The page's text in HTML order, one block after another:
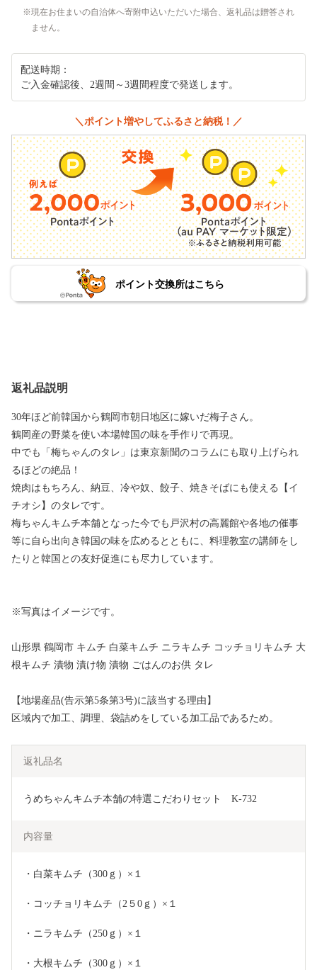
現在お住まいの自治体へ寄附申込いただいた場合、返礼品は贈答され
ません。
配送時期：
ご入金確認後、2週間～3週間程度で発送します。
＼ポイント増やしてふるさと納税！／
ポイント交換所はこちら
返礼品説明
30年ほど前韓国から鶴岡市朝日地区に嫁いだ梅子さん。
鶴岡産の野菜を使い本場韓国の味を手作りで再現。
中でも「梅ちゃんのタレ」は東京新聞のコラムにも取り上げられ
るほどの絶品！
焼肉はもちろん、納豆、冷や奴、餃子、焼きそばにも使える【イ
チオシ】のタレです。
梅ちゃんキムチ本舗となった今でも戸沢村の高麗館や各地の催事
等に自ら出向き韓国の味を広めるとともに、料理教室の講師をし
たりと韓国との友好促進にも尽力しています。
※写真はイメージです。
山形県 鶴岡市 キムチ 白菜キムチ ニラキムチ コッチョリキムチ 大
根キムチ 漬物 漬け物 漬物 ごはんのお供 タレ
【地場産品(告示第5条第3号)に該当する理由】
区域内で加工、調理、袋詰めをしている加工品であるため。
返礼品名
うめちゃんキムチ本舗の特選こだわりセット　K-732
内容量
・白菜キムチ（300ｇ）×１
・コッチョリキムチ（2５0ｇ）×１
・ニラキムチ（250ｇ）×１
・大根キムチ（300ｇ）×１